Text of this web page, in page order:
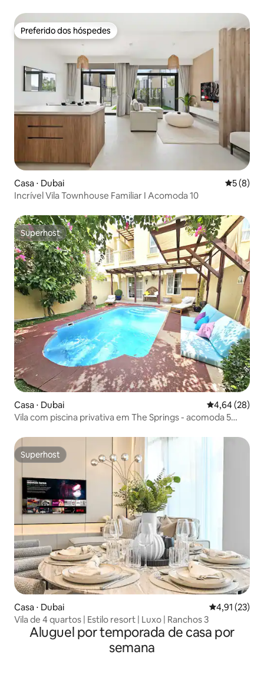
Preferido dos hóspedes
Preferido dos hóspedes
Casa ⋅ Dubai 5 de
5 (8)
Incrível Vila Townhouse Familiar I Acomoda 10
Superhost
Superhost
Casa ⋅ Dubai 4,64 de uma
4,64 (28)
Vila com piscina privativa em The Springs - acomoda 5
Superhost
Superhost
Casa ⋅ Dubai 4,91 de uma
4,91 (23)
Vila de 4 quartos | Estilo resort | Luxo | Ranchos 3
Aluguel por temporada de casa por
semana